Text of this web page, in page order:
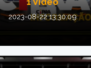
2023-08-22 13:30:09